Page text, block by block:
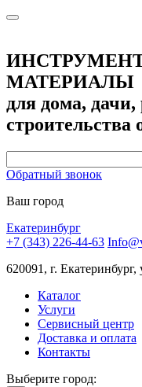
МАТЕРИАЛЫ
для дома,
строительства
Обратный звонок
Ваш город
Екатеринбург
+7 (343) 226-44-63
620091, г.
Каталог
Услуги
Сервисный центр
Доставка и оплата
Контакты
Выберите город: